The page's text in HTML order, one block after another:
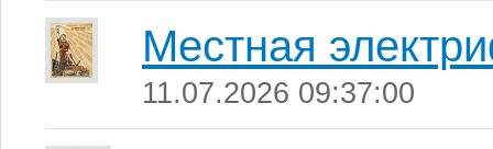
Местная
11.07.2026 09:37:00